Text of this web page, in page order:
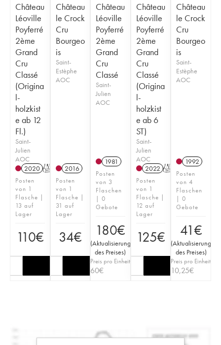
Château
Léoville
Poyferré
2ème
Grand
Cru
Classé
(Origina
l-
holzkist
e ab 12
Fl.)
Saint-
Julien
AOC
2020 T
Posten
von 1
Flasche |
13 auf
Lager
110€
Château
le Crock
Cru
Bourgeo
is
Saint-
Estèphe
AOC
2016
Posten
von 1
Flasche |
31 auf
Lager
34€
Château
Léoville
Poyferré
2ème
Grand
Cru
Classé
Saint-
Julien
AOC
1981
Posten
von 3
Flaschen
| 0
Gebote
180€
(Aktualisierung
des Preises)
Preis pro Einheit
60€
Château
Léoville
Poyferré
2ème
Grand
Cru
Classé
(Origina
l-
holzkist
e ab 6
ST)
Saint-
Julien
AOC
2022 T
Posten
von 1
Flasche |
12 auf
Lager
125€
Château
le Crock
Cru
Bourgeo
is
Saint-
Estèphe
AOC
1992
Posten
von 4
Flaschen
| 0
Gebote
41€
(Aktualisierung
des Preises)
Preis pro Einheit
10,25€